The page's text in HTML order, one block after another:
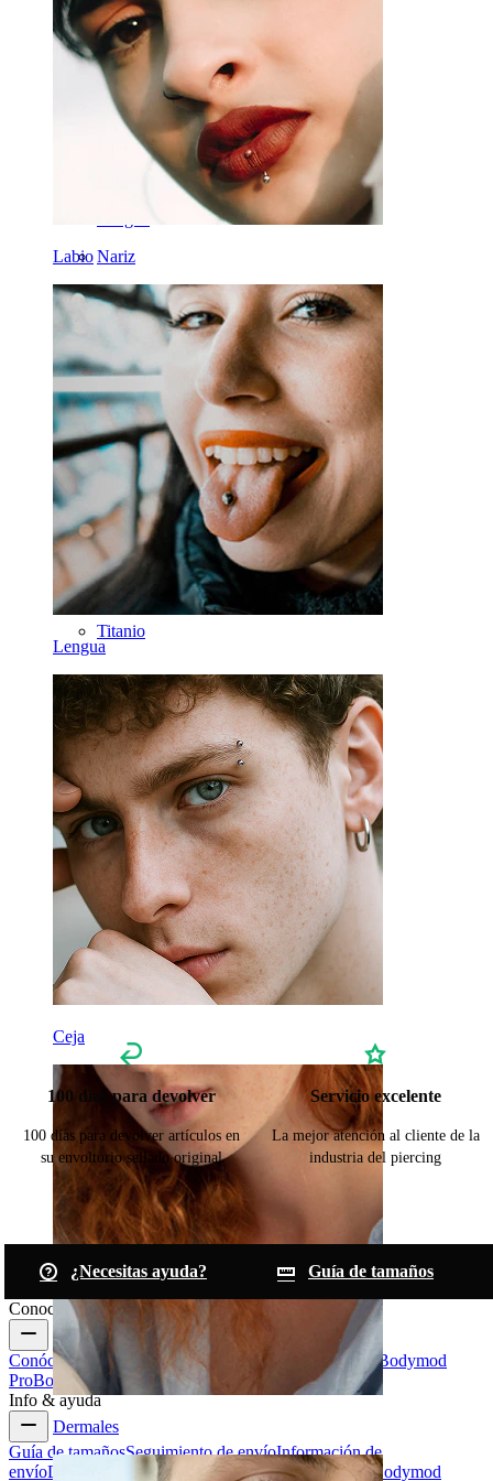
Labio
Lengua
Ceja
Dermales
Oreja
Septum
Oro 14K
Fake Piercings
Nariz
Tragus
Rook
Daith
Herraduras
Herramientas
Bananas
Lóbulo
Titanio
100 días para devolver
100 días para devolver artículos en
su envoltorio sellado original
Servicio excelente
La mejor atención al cliente de la
industria del piercing
¿Necesitas ayuda?
Guía de tamaños
Conoce Bodymod
Conócenos Blog Términos & condiciones ContáctanosBodymod
ProBodymod Creators Valoraciones Bodymod
Info & ayuda
Guía de tamañosSeguimiento de envíoInformación de
envíoDevoluciones & cancelacionesPagosMi cuentaBodymod